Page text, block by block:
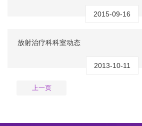
2015-09-16
放射治疗科科室动态
2013-10-11
上一页